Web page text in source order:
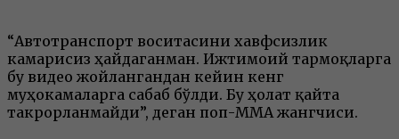
“Автотранспорт воситасини хавфсизлик
камарисиз ҳайдаганман. Ижтимоий тармоқларга
бу видео жойлангандан кейин кенг
муҳокамаларга сабаб бўлди. Бу ҳолат қайта
такрорланмайди”, деган поп-ММА жангчиси.